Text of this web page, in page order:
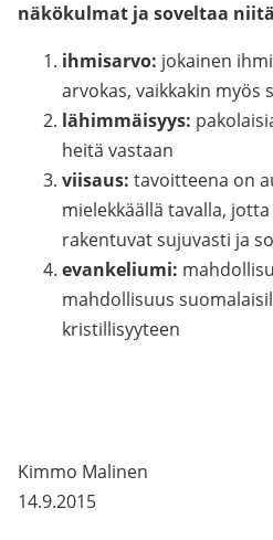
näkökulmat ja soveltaa
ihmisarvo: jokainen
arvokas, vaikkakin myös
lähimmäisyys:
heitä vastaan
viisaus: tavoitteena on
mielekkäällä tavalla,
rakentuvat sujuvasti ja
evankeliumi:
mahdollisuus
kristillisyyteen
Kimmo Malinen
14.9.2015